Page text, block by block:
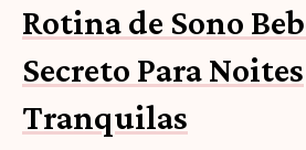
Rotina de Sono
Secreto Para Noites
Tranquilas